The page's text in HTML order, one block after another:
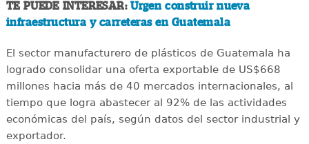
TE PUEDE INTERESAR:Urgen construir nueva
infraestructura y carreteras en Guatemala
El sector manufacturero de plásticos de Guatemala ha
logrado consolidar una oferta exportable de US$668
millones hacia más de 40 mercados internacionales, al
tiempo que logra abastecer al 92% de las actividades
económicas del país, según datos del sector industrial y
exportador.